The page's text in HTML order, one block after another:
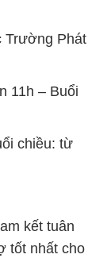
chiều: từ
nhất cho
việc cao
ĐẮC